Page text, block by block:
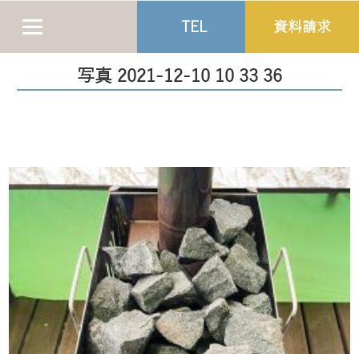
TEL 資料請求
写真 2021-12-10 10 33 36